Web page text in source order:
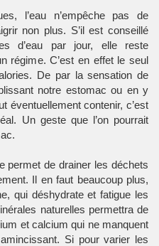
l’eau n’empêche pas de
non plus. S’il est conseillé
d’eau par jour, elle reste
régime. C’est en effet le seul
De par la sensation de
notre estomac ou en y
éventuellement contenir, c’est
Un geste que l’on pourrait
permet de drainer les déchets
Il en faut beaucoup plus,
qui déshydrate et fatigue les
naturelles permettra de
et calcium qui ne manquent
Si pour varier les